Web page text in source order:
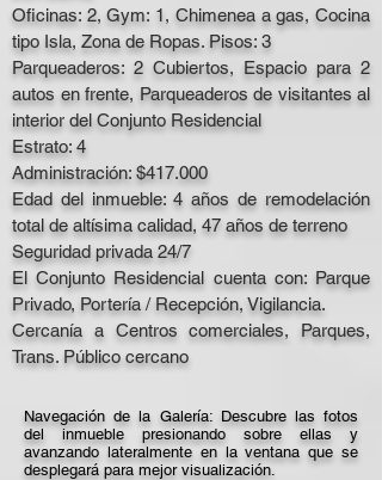
Oficinas: 2, Gym: 1, Chimenea a gas, Cocina
tipo Isla, Zona de Ropas. Pisos: 3
Parqueaderos: 2 Cubiertos, Espacio para 2
autos en frente, Parqueaderos de visitantes al
interior del Conjunto Residencial
Estrato: 4
Administración: $417.000
Edad del inmueble: 4 años de remodelación
total de altísima calidad, 47 años de terreno
Seguridad privada 24/7
El Conjunto Residencial cuenta con: Parque
Privado, Portería / Recepción, Vigilancia.
Cercanía a Centros comerciales, Parques,
Trans. Público cercano
Navegación de la Galería:​ Descubre las fotos
del inmueble presionando sobre ellas y
avanzando lateralmente en la ventana que se
desplegará para mejor visualización.